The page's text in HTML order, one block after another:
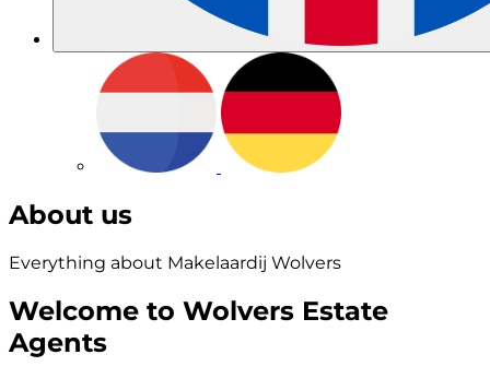
About us
Everything about Makelaardij Wolvers
Welcome to Wolvers Estate
Agents